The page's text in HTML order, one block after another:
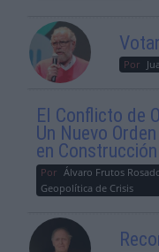
Por
El Conflicto de
Un Nuevo
en Construcción
Por Álvaro Frutos
Geopolítica de Crisis